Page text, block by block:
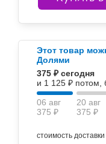
Этот товар
Долями
375 ₽ сегодня
и 1 125 ₽ потом,
06 авг
375 ₽
20 авг
375 ₽
стоимость